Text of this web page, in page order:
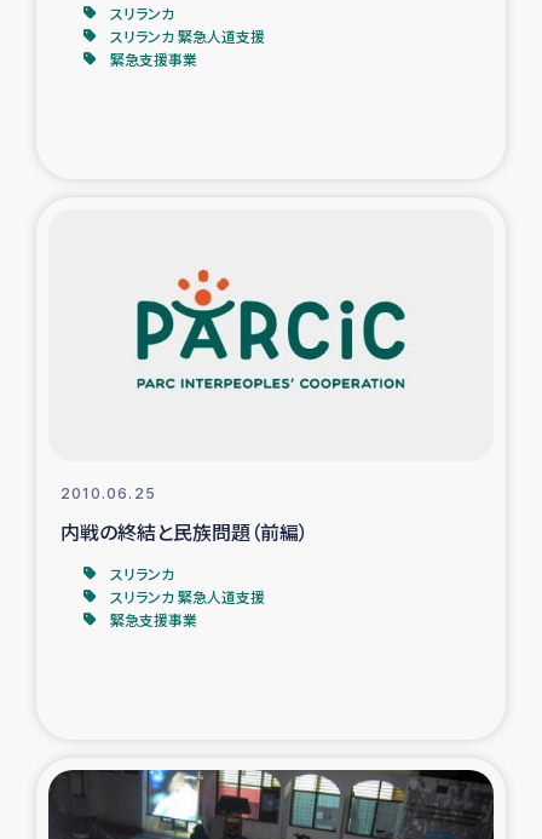
タイ国境ミャンマー移民子ども支援
漁民によるマングローブ植林活動
レバノンでのシリア難民への教育支援事業
レバノンでのシリア難民・レバノン人への農業支援
石巻市街地在宅被災者支援
スリランカ
スリランカ 緊急人道支援
緊急支援事業
2010.06.25
内戦の終結と民族問題（前編）
スリランカ
スリランカ 緊急人道支援
緊急支援事業